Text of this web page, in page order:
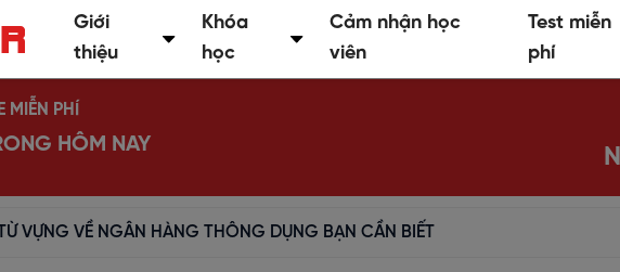
Giới
thiệu
Khóa
học
Cảm nhận học
viên
Test miễn
phí
PHÍ
HÔM NAY
VỰNG VỀ NGÂN HÀNG THÔNG DỤNG BẠN CẦN BIẾT